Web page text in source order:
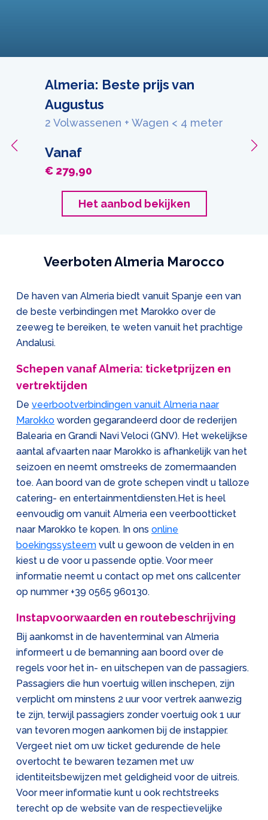
Almeria: Beste prijs van
Augustus
2 Volwassenen + Wagen < 4 meter
Vanaf
€ 279,90
Het aanbod bekijken
Veerboten Almeria Marocco
De haven van Almeria biedt vanuit Spanje een van
de beste verbindingen met Marokko over de
zeeweg te bereiken, te weten vanuit het prachtige
Andalusi.
Schepen vanaf Almeria: ticketprijzen en
vertrektijden
De veerbootverbindingen vanuit Almeria naar
Marokko worden gegarandeerd door de rederijen
Balearia en Grandi Navi Veloci (GNV). Het wekelijkse
aantal afvaarten naar Marokko is afhankelijk van het
seizoen en neemt omstreeks de zomermaanden
toe. Aan boord van de grote schepen vindt u talloze
catering- en entertainmentdiensten.Het is heel
eenvoudig om vanuit Almeria een veerbootticket
naar Marokko te kopen. In ons online
boekingssysteem vult u gewoon de velden in en
kiest u de voor u passende optie. Voor meer
informatie neemt u contact op met ons callcenter
op nummer +39 0565 960130.
Instapvoorwaarden en routebeschrijving
Bij aankomst in de haventerminal van Almeria
informeert u de bemanning aan boord over de
regels voor het in- en uitschepen van de passagiers.
Passagiers die hun voertuig willen inschepen, zijn
verplicht om minstens 2 uur voor vertrek aanwezig
te zijn, terwijl passagiers zonder voertuig ook 1 uur
van tevoren mogen aankomen bij de instappier.
Vergeet niet om uw ticket gedurende de hele
overtocht te bewaren tezamen met uw
identiteitsbewijzen met geldigheid voor de uitreis.
Voor meer informatie kunt u ook rechtstreeks
terecht op de website van de respectievelijke